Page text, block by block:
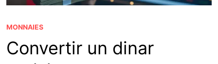
MONNAIES
Convertir un dinar